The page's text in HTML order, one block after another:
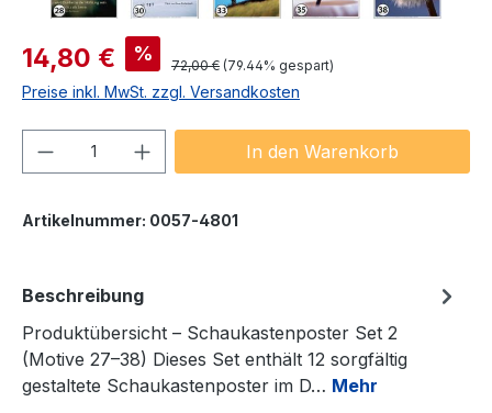
Verkaufspreis:
14,80 € % Regulärer Preis:
72,00 € (79.44% gespart)
Preise inkl. MwSt. zzgl. Versandkosten
Produkt Anzahl: Gib denIn den Warenkorb
Artikelnummer: 0057-4801
Beschreibung
Produktübersicht – Schaukastenposter Set 2
(Motive 27–38) Dieses Set enthält 12 sorgfältig
gestaltete Schaukastenposter im D… Mehr